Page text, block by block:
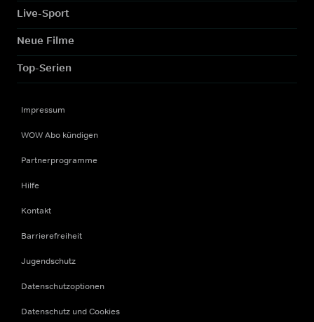
Live-Sport
Neue Filme
Top-Serien
Impressum
WOW Abo kündigen
Partnerprogramme
Hilfe
Kontakt
Barrierefreiheit
Jugendschutz
Datenschutzoptionen
Datenschutz und Cookies